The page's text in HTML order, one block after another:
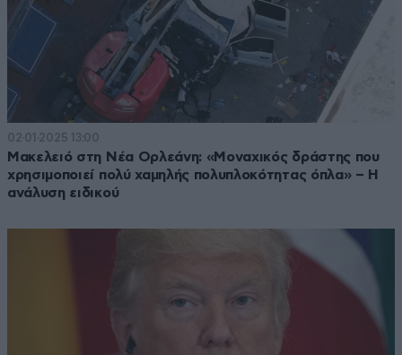
02·01·2025 13:00
Μακελειό στη Νέα Ορλεάνη: «Μοναχικός δράστης που
χρησιμοποιεί πολύ χαμηλής πολυπλοκότητας όπλα» – Η
ανάλυση ειδικού